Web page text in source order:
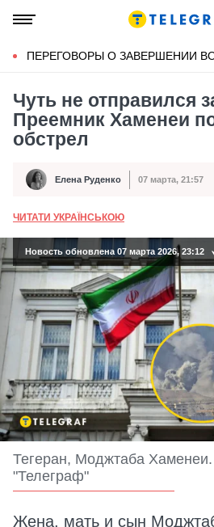
ПЕРЕГОВОРЫ О ЗАВЕРШЕНИИ
Чуть не отправился
Преемник Хаменеи
обстрел
Автор Елена Руденко
Дата публикации 07 марта, 21:57
ЧИТАТИ УКРАЇНСЬКОЮ
Новость обновлена 07 марта 2026, 23:12
Тегеран, Моджтаба
"Телеграф"
Жена, мать и сын